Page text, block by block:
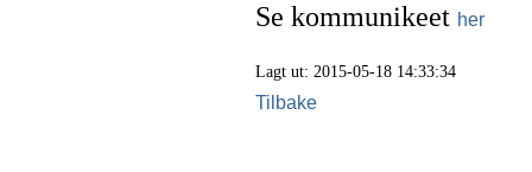
Se kommunikeet her
Lagt ut: 2015-05-18 14:33:34
Tilbake